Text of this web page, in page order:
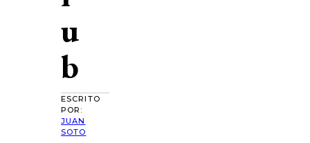
u
b
ESCRITO
POR:
JUAN
SOTO